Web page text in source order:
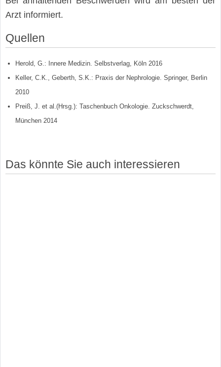
Arzt informiert.
Quellen
Herold, G.: Innere Medizin. Selbstverlag, Köln 2016
Keller, C.K., Geberth, S.K.: Praxis der Nephrologie. Springer, Berlin
2010
Preiß, J. et al.(Hrsg.): Taschenbuch Onkologie. Zuckschwerdt,
München 2014
Das könnte Sie auch interessieren